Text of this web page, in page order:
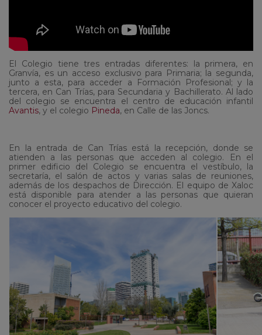
El Colegio tiene tres entradas diferentes: la primera, en
Granvía, es un acceso exclusivo para Primaria; la segunda,
junto a esta, para acceder a Formación Profesional; y la
tercera, en Can Trías, para Secundaria y Bachillerato. Al lado
del colegio se encuentra el centro de educación infantil
Avantis, y el colegio Pineda, en Calle de las Joncs.
En la entrada de Can Trías está la recepción, donde se
atienden a las personas que acceden al colegio. En el
primer edificio del Colegio se encuentra el vestíbulo, la
secretaría, el salón de actos y varias salas de reuniones,
además de los despachos de Dirección. El equipo de Xaloc
está disponible para atender a las personas que quieran
conocer el proyecto educativo del colegio.